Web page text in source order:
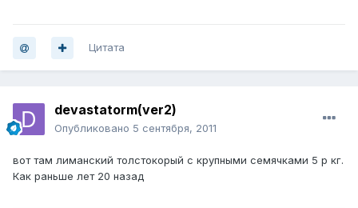
Цитата
devastatorm(ver2)
Опубликовано 5 сентября, 2011
вот там лиманский толстокорый с крупными семячками 5 р кг.
Как раньше лет 20 назад